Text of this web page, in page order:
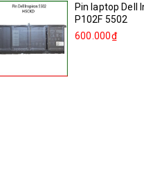
Pin laptop Dell
P102F 5502
600.000₫